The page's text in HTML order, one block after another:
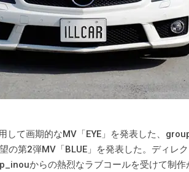
して画期的なMV「EYE」を発表した、
の第2弾MV「BLUE」を発表した。ディレ
からの熱烈なラブコールを受けて制